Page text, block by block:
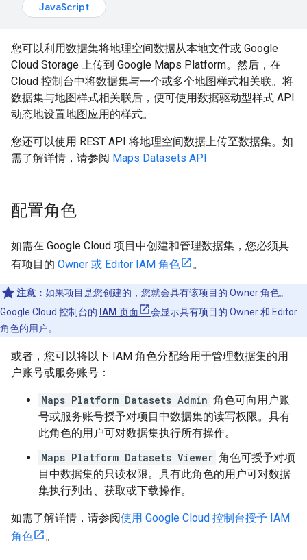
JavaScript
您可以利用数据集将地理空间数据从本地文件或 Google
Cloud Storage 上传到 Google Maps Platform。然后，在
Cloud 控制台中将数据集与一个或多个地图样式相关联。将
数据集与地图样式相关联后，便可使用数据驱动型样式 API
动态地设置地图应用的样式。
您还可以使用 REST API 将地理空间数据上传至数据集。如
需了解详情，请参阅 Maps Datasets API
配置角色
如需在 Google Cloud 项目中创建和管理数据集，您必须具
有项目的 Owner 或 Editor IAM 角色 。
注意： 如果项目是您创建的，您就会具有该项目的 Owner 角色。
Google Cloud 控制台的 IAM 页面
会显示具有项目的 Owner 和 Editor
角色的用户。
或者，您可以将以下 IAM 角色分配给用于管理数据集的用
户账号或服务账号：
Maps Platform Datasets Admin 角色可向用户账
号或服务账号授予对项目中数据集的读写权限。具有
此角色的用户可对数据集执行所有操作。
Maps Platform Datasets Viewer 角色可授予对项
目中数据集的只读权限。具有此角色的用户可对数据
集执行列出、获取或下载操作。
如需了解详情，请参阅使用 Google Cloud 控制台授予 IAM
角色
。